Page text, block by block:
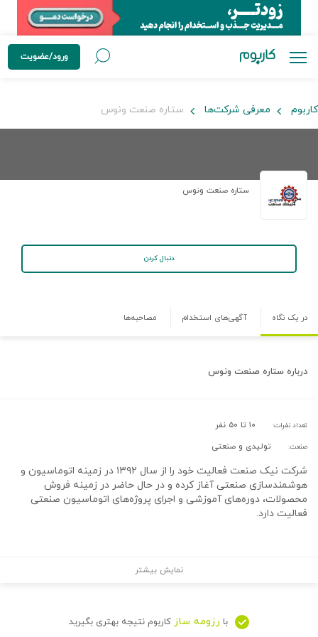
ورود/عضویت
کاربوم معرفی شرکت‌ها ستاره صنعت ونوس
ستاره صنعت ونوس
دنبال کردن
در یک نگاه آگهی‌های استخدام مصاحبه‌ها
درباره ستاره صنعت ونوس
تعداد نفرات: ۱۰ تا ۵۰ نفر
صنعت: تولیدی و صنعتی
شرکت نیک صنعت فعالیت خود را از سال ۱۳۹۲ در زمینه اتوماسیون و
هوشمندسازی صنعتی آغاز کرده و در حال حاضر در زمینه فروش
محصولات، دوره‌های آموزشی و اجرای پروژه‌های اتوماسیون صنعتی
فعالیت دارد.
نمایش بیشتر
با رزومه ساز کاربوم نتیجه بهتری بگیرید